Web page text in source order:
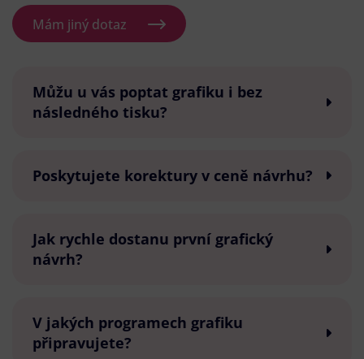
Mám jiný dotaz
Můžu u vás poptat grafiku i bez
následného tisku?
Poskytujete korektury v ceně návrhu?
Jak rychle dostanu první grafický
návrh?
V jakých programech grafiku
připravujete?